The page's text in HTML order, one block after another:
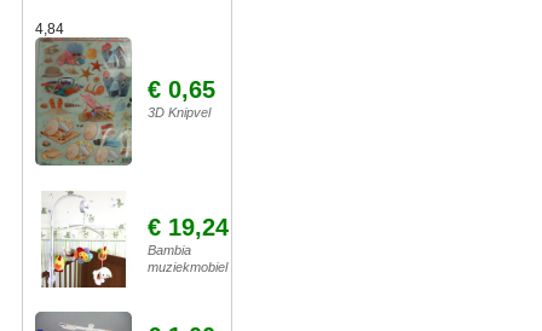
4,84
€ 0,65
3D Knipvel
€ 19,24
Bambia
muziekmobiel